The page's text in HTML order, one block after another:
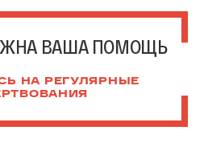
ВАША ПОМОЩЬ
НА РЕГУЛЯРНЫЕ